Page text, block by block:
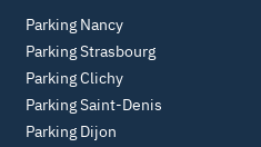
Parking Nancy
Parking Strasbourg
Parking Clichy
Parking Saint-Denis
Parking Dijon